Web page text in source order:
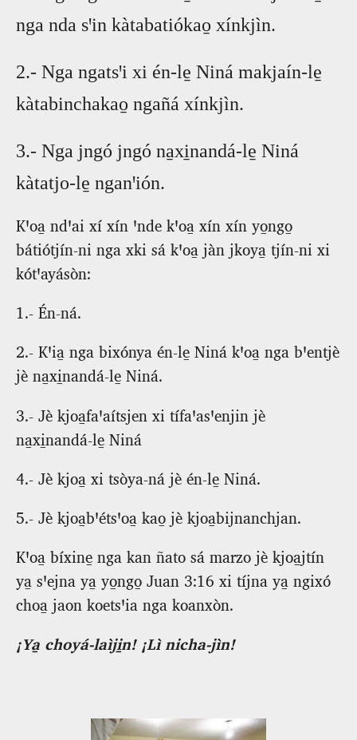
nga nda sꞌin kàtabatiókao̱ xínkjìn.
2.‑ Nga ngatsꞌi xi én‑le̱ Niná makjaín‑le̱
kàtabinchakao̱ ngañá xínkjìn.
3.‑ Nga jngó jngó na̱xi̱nandá‑le̱ Niná
kàtatjo‑le̱ nganꞌión.
Kꞌoa̱ ndꞌai xí xín ꞌnde kꞌoa̱ xín xín yo̱ngo̱
bátiótjín‑ni nga xki sá kꞌoa̱ jàn jkoya̱ tjín‑ni xi
kótꞌayásòn:
1.‑ Én‑ná.
2.‑ Kꞌia̱ nga bixónya én‑le̱ Niná kꞌoa̱ nga bꞌentjè
jè na̱xi̱nandá‑le̱ Niná.
3.‑ Jè kjoa̱faꞌaítsjen xi tífaꞌasꞌenjin jè
na̱xi̱nandá‑le̱ Niná
4.‑ Jè kjoa̱ xi tsòya‑ná jè én‑le̱ Niná.
5.‑ Jè kjoa̱bꞌétsꞌoa̱ kao̱ jè kjoa̱bijnanchjan.
Kꞌoa̱ bíxine̱ nga kan ñato sá marzo jè kjoa̱jtín
ya̱ sꞌejna ya̱ yo̱ngo̱ Juan 3:16 xi tíjna ya̱ ngixó
choa̱ jaon koetsꞌia nga koanxòn.
¡Ya̱ choyá‑laìji̱n! ¡Lì nicha‑jìn!